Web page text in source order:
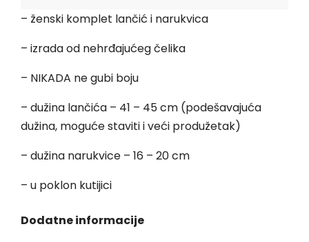
– ženski komplet lančić i narukvica
– izrada od nehrđajućeg čelika
– NIKADA ne gubi boju
– dužina lančića – 41 – 45 cm (podešavajuća
dužina, moguće staviti i veći produžetak)
– dužina narukvice – 16 – 20 cm
– u poklon kutijici
Dodatne informacije